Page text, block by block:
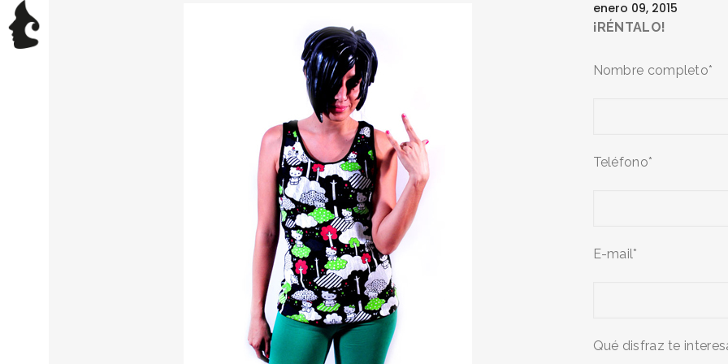
enero 09, 2015
¡RÉNTALO!
Nombre completo*
Teléfono*
E-mail*
Qué disfraz te